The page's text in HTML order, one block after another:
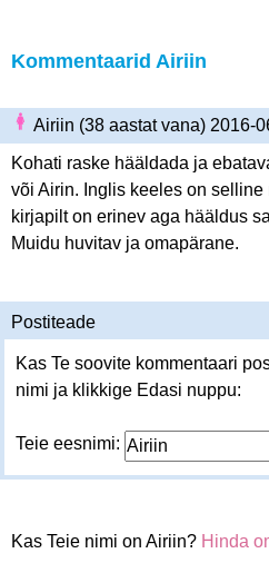
Kommentaarid Airiin
Airiin (38 aastat vana) 2016-
Kohati raske hääldada ja
või Airin. Inglis keeles on
kirjapilt on erinev aga hääldus
Muidu huvitav ja omapärane.
Postiteade
Kas Te soovite kommentaari
nimi ja klikkige Edasi nuppu:
Teie eesnimi:
Kas Teie nimi on Airiin? Hinda